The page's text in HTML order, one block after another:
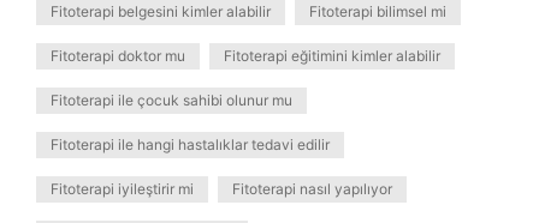
Fitoterapi belgesini kimler alabilir Fitoterapi bilimsel mi
Fitoterapi doktor mu Fitoterapi eğitimini kimler alabilir
Fitoterapi ile çocuk sahibi olunur mu
Fitoterapi ile hangi hastalıklar tedavi edilir
Fitoterapi iyileştirir mi Fitoterapi nasıl yapılıyor